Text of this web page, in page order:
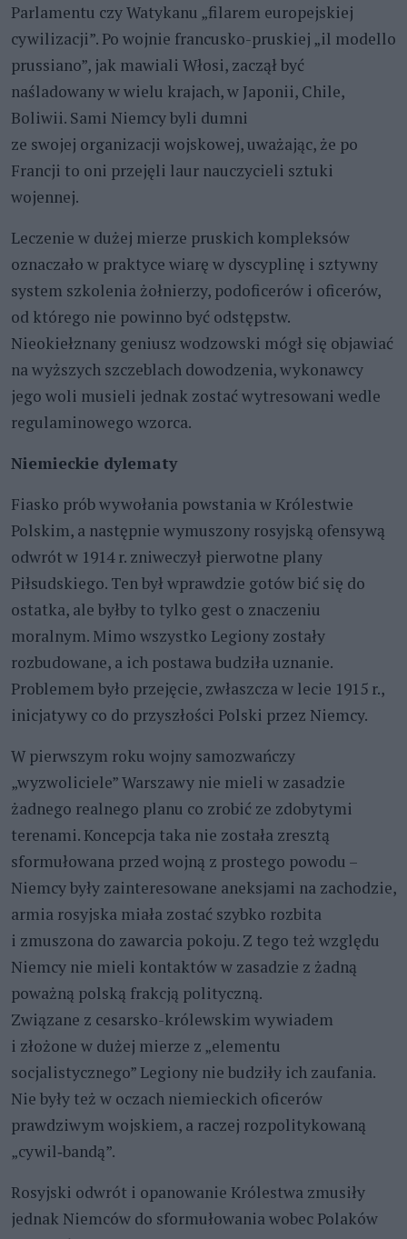
Parlamentu czy Watykanu „filarem europejskiej
cywilizacji”. Po wojnie francusko-pruskiej „il modello
prussiano”, jak mawiali Włosi, zaczął być
naśladowany w wielu krajach, w Japonii, Chile,
Boliwii. Sami Niemcy byli dumni
ze swojej organizacji wojskowej, uważając, że po
Francji to oni przejęli laur nauczycieli sztuki
wojennej.
Leczenie w dużej mierze pruskich kompleksów
oznaczało w praktyce wiarę w dyscyplinę i sztywny
system szkolenia żołnierzy, podoficerów i oficerów,
od którego nie powinno być odstępstw.
Nieokiełznany geniusz wodzowski mógł się objawiać
na wyższych szczeblach dowodzenia, wykonawcy
jego woli musieli jednak zostać wytresowani wedle
regulaminowego wzorca.
Niemieckie dylematy
Fiasko prób wywołania powstania w Królestwie
Polskim, a następnie wymuszony rosyjską ofensywą
odwrót w 1914 r. zniweczył pierwotne plany
Piłsudskiego. Ten był wprawdzie gotów bić się do
ostatka, ale byłby to tylko gest o znaczeniu
moralnym. Mimo wszystko Legiony zostały
rozbudowane, a ich postawa budziła uznanie.
Problemem było przejęcie, zwłaszcza w lecie 1915 r.,
inicjatywy co do przyszłości Polski przez Niemcy.
W pierwszym roku wojny samozwańczy
„wyzwoliciele” Warszawy nie mieli w zasadzie
żadnego realnego planu co zrobić ze zdobytymi
terenami. Koncepcja taka nie została zresztą
sformułowana przed wojną z prostego powodu –
Niemcy były zainteresowane aneksjami na zachodzie,
armia rosyjska miała zostać szybko rozbita
i zmuszona do zawarcia pokoju. Z tego też względu
Niemcy nie mieli kontaktów w zasadzie z żadną
poważną polską frakcją polityczną.
Związane z cesarsko-królewskim wywiadem
i złożone w dużej mierze z „elementu
socjalistycznego” Legiony nie budziły ich zaufania.
Nie były też w oczach niemieckich oficerów
prawdziwym wojskiem, a raczej rozpolitykowaną
„cywil‑bandą”.
Rosyjski odwrót i opanowanie Królestwa zmusiły
jednak Niemców do sformułowania wobec Polaków